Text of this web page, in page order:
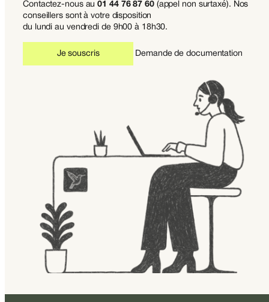
Contactez-nous au01 44 76 87 60(appel non surtaxé). Nos
conseillers sont à votre disposition
du lundi au vendredi de 9h00 à 18h30.
Je souscris Demande de documentation